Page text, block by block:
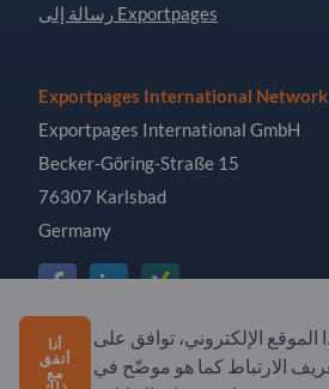
رسالة إلى Exportpages
Exportpages International Network
Exportpages International GmbH
Becker-Göring-Straße 15
76307 Karlsbad
Germany
Copyright © 2026 Exportpages
Rights Reserved.
الموقع الإلكتروني، توافق على
الارتباط كما هو موضّح في
أنا
أتفق
مع